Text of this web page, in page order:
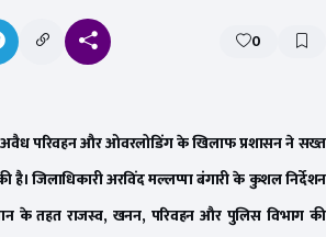
0
परिवहन और ओवरलोडिंग के खिलाफ प्रशासन ने सख्त
है। जिलाधिकारी अरविंद मल्लप्पा बंगारी के कुशल निर्देशन
के तहत राजस्व, खनन, परिवहन और पुलिस विभाग की